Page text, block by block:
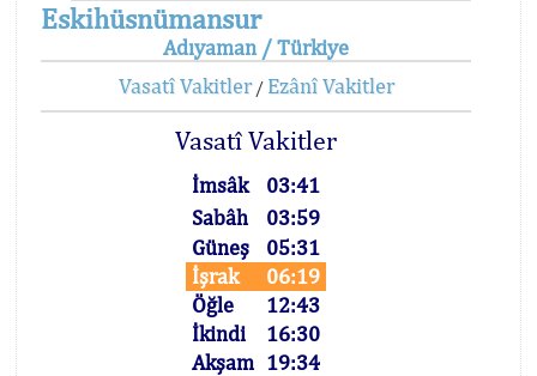
Eskihüsnümansur
Adıyaman / Türkiye
Vasatî Vakitler/ Ezânî Vakitler
Vasatî Vakitler
İmsâk
03:41
Sabâh
03:59
Güneş
05:31
İşrak
06:19
Öğle
12:43
İkindi
16:30
Akşam 19:34